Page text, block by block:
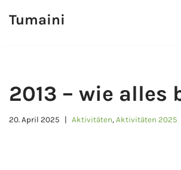
Tumaini
2013 – wie alles
20. April 2025 Aktivitäten, Aktivitäten 2025